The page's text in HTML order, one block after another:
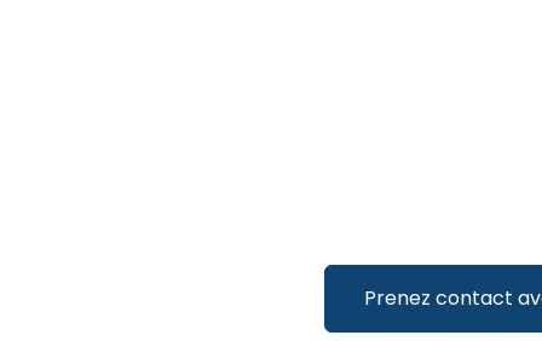
Prenez contact